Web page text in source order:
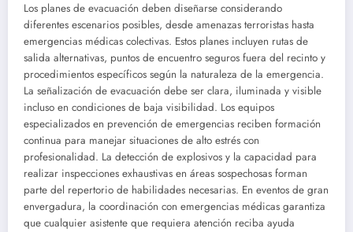
Los planes de evacuación deben diseñarse considerando
diferentes escenarios posibles, desde amenazas terroristas hasta
emergencias médicas colectivas. Estos planes incluyen rutas de
salida alternativas, puntos de encuentro seguros fuera del recinto y
procedimientos específicos según la naturaleza de la emergencia.
La señalización de evacuación debe ser clara, iluminada y visible
incluso en condiciones de baja visibilidad. Los equipos
especializados en prevención de emergencias reciben formación
continua para manejar situaciones de alto estrés con
profesionalidad. La detección de explosivos y la capacidad para
realizar inspecciones exhaustivas en áreas sospechosas forman
parte del repertorio de habilidades necesarias. En eventos de gran
envergadura, la coordinación con emergencias médicas garantiza
que cualquier asistente que requiera atención reciba ayuda